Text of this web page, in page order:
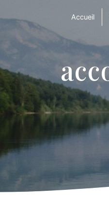
Accueil
Panneau de gestion des